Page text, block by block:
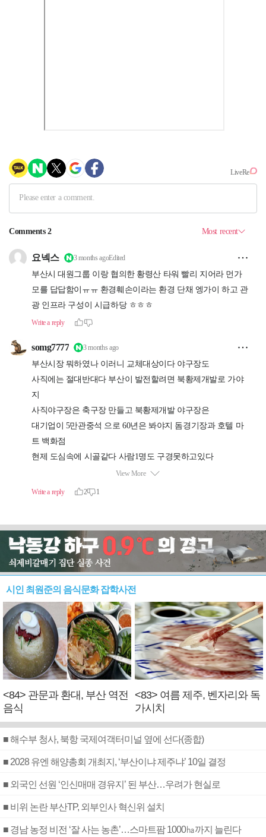
시인 최원준의 음식문화 잡학사전
<84> 관문과 환대, 부산 역전
음식
<83> 여름 제주, 벤자리와 독
가시치
■ 해수부 청사, 북항 국제여객터미널 옆에 선다(종합)
■ 2028 유엔 해양총회 개최지, ‘부산이냐 제주냐’ 10일 결정
■ 외국인 선원 ‘인신매매 경유지’ 된 부산…우려가 현실로
■ 비위 논란 부산TP, 외부인사 혁신위 설치
■ 경남 농정 비전 ‘잘 사는 농촌’…스마트팜 1000㏊까지 늘린다